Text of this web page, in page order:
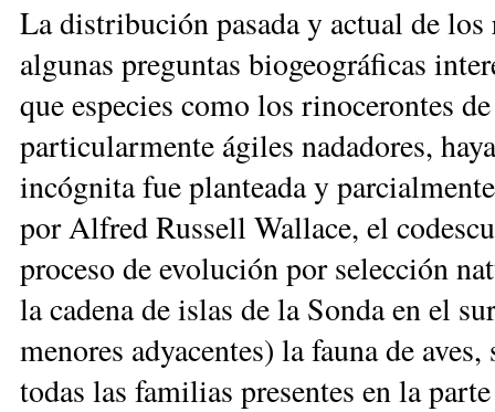
La distribución pasada y actual de
algunas preguntas biogeográficas
que especies como los rinocerontes
particularmente ágiles nadadores,
incógnita fue planteada y
por Alfred Russell Wallace, el
proceso de evolución por selección
la cadena de islas de la Sonda en el
menores adyacentes) la fauna de
todas las familias presentes en la